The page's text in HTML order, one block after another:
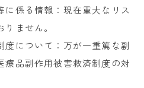
に係る情報：現在重大なリス
ません。
度について：万が一重篤な副
療品副作用被害救済制度の対